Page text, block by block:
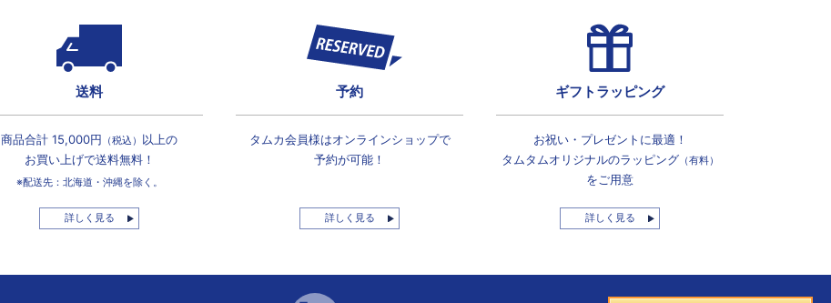
送料
商品合計 15,000円 （税込） 以上の
お買い上げで送料無料！
※配送先：北海道・沖縄を除く。
詳しく見る
予約
タムカ会員様はオンラインショップで
予約が可能！
詳しく見る
ギフトラッピング
お祝い・プレゼントに最適！
タムタムオリジナルのラッピング（有料）
をご用意
詳しく見る